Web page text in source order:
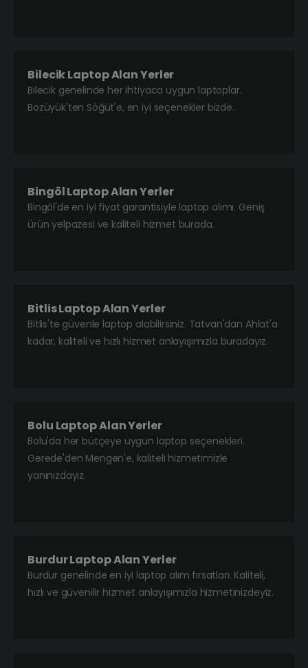
Bilecik Laptop Alan Yerler
Bilecik genelinde her ihtiyaca uygun laptoplar.
Bozüyük'ten Söğüt'e, en iyi seçenekler bizde.
Bingöl Laptop Alan Yerler
Bingöl'de en iyi fiyat garantisiyle laptop alımı. Geniş
ürün yelpazesi ve kaliteli hizmet burada.
Bitlis Laptop Alan Yerler
Bitlis'te güvenle laptop alabilirsiniz. Tatvan'dan Ahlat'a
kadar, kaliteli ve hızlı hizmet anlayışımızla buradayız.
Bolu Laptop Alan Yerler
Bolu'da her bütçeye uygun laptop seçenekleri.
Gerede'den Mengen'e, kaliteli hizmetimizle
yanınızdayız.
Burdur Laptop Alan Yerler
Burdur genelinde en iyi laptop alım fırsatları. Kaliteli,
hızlı ve güvenilir hizmet anlayışımızla hizmetinizdeyiz.